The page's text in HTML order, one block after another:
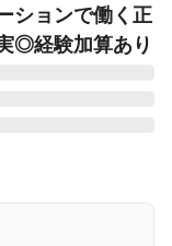
ションで働く正
◎経験加算あり
アから終末期ケア
ートしています。
さ」を心がけ、ご